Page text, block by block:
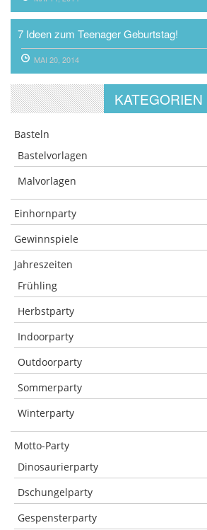
7 Ideen zum Teenager Geburtstag!
MAI 20, 2014
KATEGORIEN
Basteln
Bastelvorlagen
Malvorlagen
Einhornparty
Gewinnspiele
Jahreszeiten
Frühling
Herbstparty
Indoorparty
Outdoorparty
Sommerparty
Winterparty
Motto-Party
Dinosaurierparty
Dschungelparty
Gespensterparty